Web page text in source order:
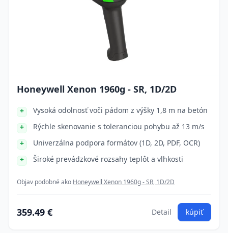
Honeywell Xenon 1960g - SR, 1D/2D
Vysoká odolnosť voči pádom z výšky 1,8 m na betón
Rýchle skenovanie s toleranciou pohybu až 13 m/s
Univerzálna podpora formátov (1D, 2D, PDF, OCR)
Široké prevádzkové rozsahy teplôt a vlhkosti
Objav podobné ako Honeywell Xenon 1960g - SR, 1D/2D
359.49 € Detail kúpiť